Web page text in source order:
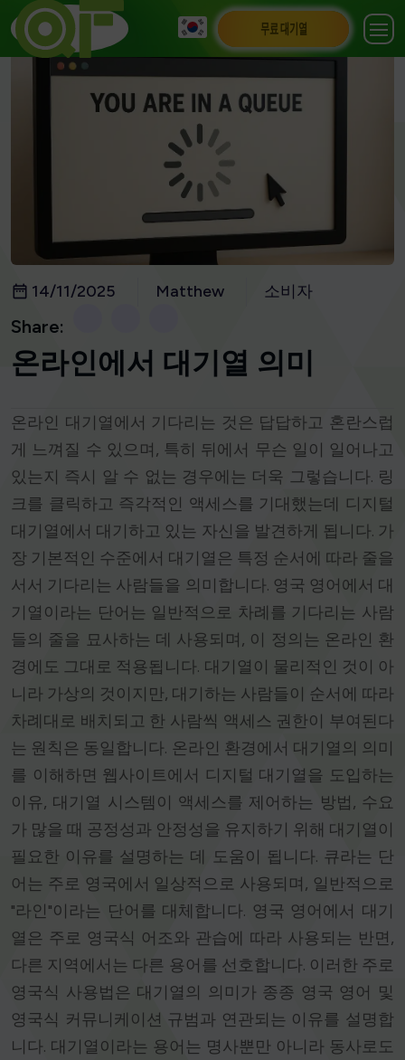
무료 대기열
14/11/2025 Matthew 소비자
Share:
온라인에서 대기열 의미
온라인 대기열에서 기다리는 것은 답답하고 혼란스럽
게 느껴질 수 있으며, 특히 뒤에서 무슨 일이 일어나고
있는지 즉시 알 수 없는 경우에는 더욱 그렇습니다. 링
크를 클릭하고 즉각적인 액세스를 기대했는데 디지털
대기열에서 대기하고 있는 자신을 발견하게 됩니다. 가
장 기본적인 수준에서 대기열은 특정 순서에 따라 줄을
서서 기다리는 사람들을 의미합니다. 영국 영어에서 대
기열이라는 단어는 일반적으로 차례를 기다리는 사람
들의 줄을 묘사하는 데 사용되며, 이 정의는 온라인 환
경에도 그대로 적용됩니다. 대기열이 물리적인 것이 아
니라 가상의 것이지만, 대기하는 사람들이 순서에 따라
차례대로 배치되고 한 사람씩 액세스 권한이 부여된다
는 원칙은 동일합니다. 온라인 환경에서 대기열의 의미
를 이해하면 웹사이트에서 디지털 대기열을 도입하는
이유, 대기열 시스템이 액세스를 제어하는 방법, 수요
가 많을 때 공정성과 안정성을 유지하기 위해 대기열이
필요한 이유를 설명하는 데 도움이 됩니다. 큐라는 단
어는 주로 영국에서 일상적으로 사용되며, 일반적으로
"라인"이라는 단어를 대체합니다. 영국 영어에서 대기
열은 주로 영국식 어조와 관습에 따라 사용되는 반면,
다른 지역에서는 다른 용어를 선호합니다. 이러한 주로
영국식 사용법은 대기열의 의미가 종종 영국 영어 및
영국식 커뮤니케이션 규범과 연관되는 이유를 설명합
니다. 대기열이라는 용어는 명사뿐만 아니라 동사로도